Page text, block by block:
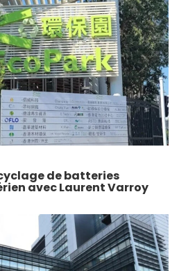
de batteries
avec Laurent Varroy